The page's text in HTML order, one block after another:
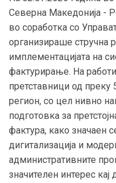
Северна Македонија -
во соработка со
организираше стручна
имплементацијата на
фактурирање. На
претставници од
регион, со цел нивно
подготовка за
фактура, како значаен
дигитализација и
административните
значителен интерес